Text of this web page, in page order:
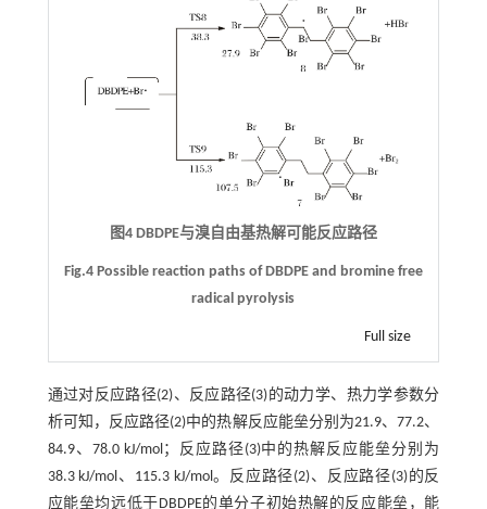
图4 DBDPE与溴自由基热解可能反应路径
Fig.4 Possible reaction paths of DBDPE and bromine free
radical pyrolysis
Full size
通过对反应路径(2)、反应路径(3)的动力学、热力学参数分
析可知，反应路径(2)中的热解反应能垒分别为21.9、77.2、
84.9、78.0 kJ/mol；反应路径(3)中的热解反应能垒分别为
38.3 kJ/mol、115.3 kJ/mol。反应路径(2)、反应路径(3)的反
应能垒均远低于DBDPE的单分子初始热解的反应能垒，能